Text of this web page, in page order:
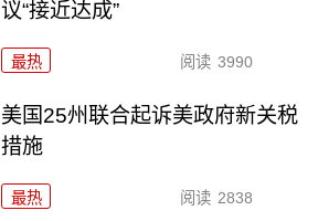
议“接近达成”
最热 阅读 3990
美国25州联合起诉美政府新关税
措施
最热 阅读 2838